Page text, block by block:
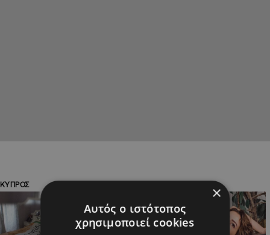
ΚΥΠΡΟΣ ×
Αυτός ο ιστότοπος
χρησιμοποιεί cookies